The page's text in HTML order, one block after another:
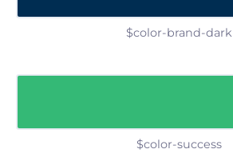
$color-brand-dark
$color-success